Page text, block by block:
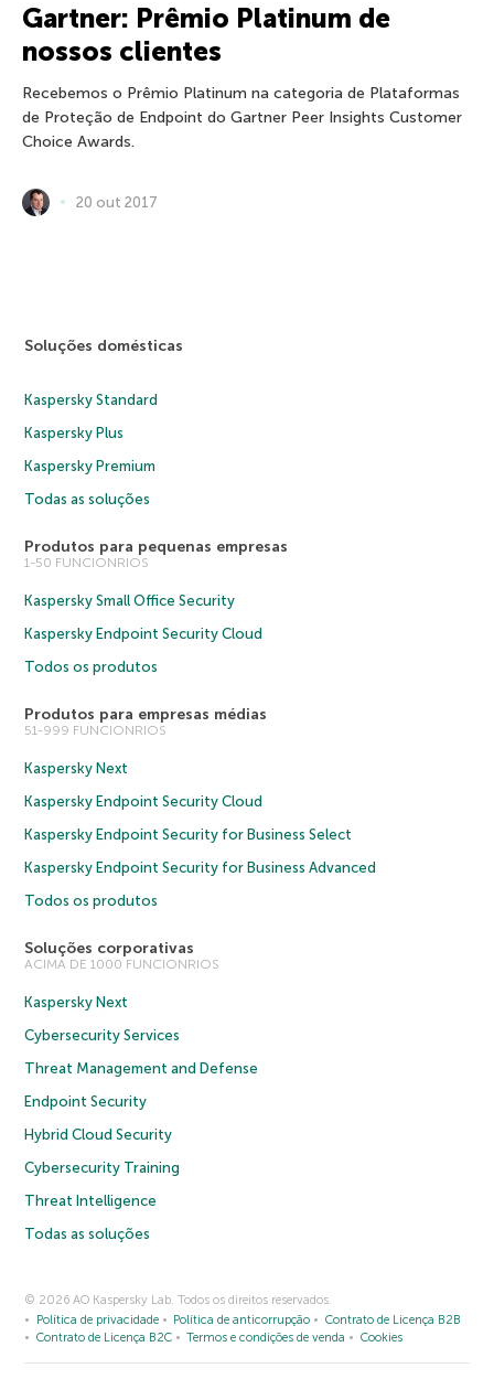
Gartner: Prêmio Platinum de
nossos clientes
Recebemos o Prêmio Platinum na categoria de Plataformas
de Proteção de Endpoint do Gartner Peer Insights Customer
Choice Awards.
20 out 2017
Soluções domésticas
Kaspersky Standard
Kaspersky Plus
Kaspersky Premium
Todas as soluções
Produtos para pequenas empresas
1-50 FUNCIONRIOS
Kaspersky Small Office Security
Kaspersky Endpoint Security Cloud
Todos os produtos
Produtos para empresas médias
51-999 FUNCIONRIOS
Kaspersky Next
Kaspersky Endpoint Security Cloud
Kaspersky Endpoint Security for Business Select
Kaspersky Endpoint Security for Business Advanced
Todos os produtos
Soluções corporativas
ACIMA DE 1000 FUNCIONRIOS
Kaspersky Next
Cybersecurity Services
Threat Management and Defense
Endpoint Security
Hybrid Cloud Security
Cybersecurity Training
Threat Intelligence
Todas as soluções
© 2026 AO Kaspersky Lab. Todos os direitos reservados.
Política de privacidade
Política de anticorrupção
Contrato de Licença B2B
Contrato de Licença B2C
Termos e condições de venda Cookies